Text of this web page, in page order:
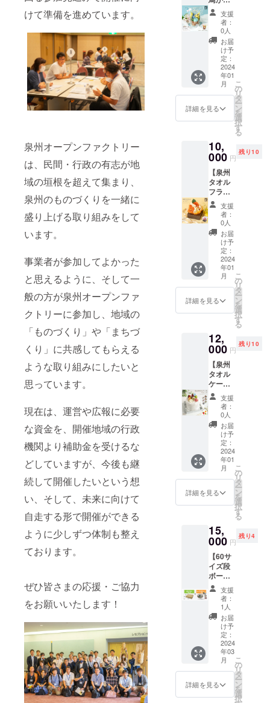
けて準備を進めています。
泉州オープンファクトリー
は、民間・行政の有志が地
域の垣根を超えて集まり、
泉州のものづくりを一緒に
盛り上げる取り組みをして
います。
事業者が参加してよかった
と思えるように、そして一
般の方が泉州オープンファ
クトリーに参加し、地域の
「ものづくり」や「まちづ
くり」に共感してもらえる
ような取り組みにしたいと
思っています。
現在は、運営や広報に必要
な資金を、開催地域の行政
機関より補助金を受けるな
どしていますが、今後も継
続して開催したいという想
い、そして、未来に向けて
自走する形で開催ができる
ように少しずつ体制も整え
ております。
ぜひ皆さまの応援・ご協力
をお願いいたします！
ブレン
ド 深い
コクと
ほろ苦
さ真に
大人の
珈琲 高
級なマ
ンデリ
ンを
り使
用。酸
で、深
いコク
とすっ
きりし
たキレ
の良い
苦みが
楽しめ
ます。
贅沢で
エキゾ
チック
な味わ
いの
み」を
感じさ
す。
〈和ご
ころ〉
ブレン
ド 1ラ
ンク上
の優雅
な味と
香り 厳
選した
モカと
最高級
グレー
ドの
グァテ
使用。
コクと
味わい
ながら
きれい
な酸味
も楽し
める絶
妙なバ
ラン
ス。芳
醇で豊
かな香
りに心
も和む
当店自
慢の珈
琲で
す。
〈喜ご
ころ〉
はお任
せいた
だく形
になり
ますの
でご了
承くだ
さい。
ダーの
香り豊
かな白
身魚に
合うア
ロマド
レッシ
ングの3
本セッ
トで
す。
水なす
ピクル
mix（細
瓶）＞
idsumi
の「水
なすピ
クル
ス」は
大阪泉
州地域
特産の
水なす
使用し
ていま
す。 灰
ティで
みずみ
ずしい
ので生
で食べ
てもお
いしい
水なす
です。
＜6種の
フルー
ツコン
ポート
＞ コン
ポート
ロップ
で漬け
のこ
と。 フ
レッ
シュな
グレー
プフ
ルーツ
を、い
ずみ流
にさわ
やかな
りんご
酢も加
えて、
すっき
りとし
ご】 小
さめの
ハンカ
チタオ
ルを使
用し、
可愛ら
しい小
鳥をあ
しらっ
たオリ
ジナル
レグラ
ンス
ローズ
は石け
んの成
分でで
きてい
て、ほ
のかで
優しい
香りを
楽しめ
ます。
こだわ
りの泉
州タオ
ルを使
リジナ
ル商品
ご鑑賞
後はタ
オルと
してご
使用い
ただ
け、
ちょっ
とした
お礼や
お祝い
の品に
ピッタ
リで
織り上
げたタ
オルを
和泉山
脈より
湧き出
る伏流
水で繰
り返し
洗浄
し、 不
純物を
取り除
く伝統
製法で
たタオ
ルで
支援
者：
0人
お届
け予
定：
2024
年01
月
詳細を見る
こ
の
リ
タ
ー
ン
を
選
択
す
る
10,
000 円
残り10
【泉州
タオル
フラ
ワー
ガーベ
ラミニ
ボック
ス】 風
合いの
違うハ
ンカチ
タオル
を2枚使
用し、
ガーベ
しらっ
た可愛
らしい
仕上が
りと
なって
おりま
す。
ちょっ
とした
お礼や
お祝い
のお品
にピッ
タリで
す。 こ
だわり
したユ
メギフ
ジナル
商品で
す。 ご
鑑賞後
はタオ
ルとし
てご使
用いた
だけ、
ちょっ
とした
お礼や
お祝い
の品に
支援
者：
0人
お届
け予
定：
2024
年01
月
詳細を見る
こ
の
リ
タ
ー
ン
を
選
択
す
る
12,
000 円
残り10
【泉州
タオル
ケーキ
フルー
ツ】 ボ
リュー
ムのあ
るフェ
イスタ
オルを
使用
し、ま
るで本
物の
ケーキ
げた商
品で
す。 フ
ルーツ
にはマ
グネッ
トを付
けてい
るの
で、開
封後も
マグ
ネット
として
ご使用
頂けま
す。 こ
支援
者：
0人
お届
け予
定：
2024
年01
月
詳細を見る
こ
の
リ
タ
ー
ン
を
選
択
す
る
15,
000 円
残り4
【60サ
イズ段
ボール
箱+オー
ダー段
ボール
専用ス
タン
プ】 オ
リジナ
ルのロ
ゴを印
刷した
段ボー
ル箱が
支援
者：
1人
お届
け予
定：
2024
年03
月
詳細を見る
こ
の
リ
タ
ー
ン
を
選
択